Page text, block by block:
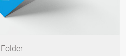
Folder